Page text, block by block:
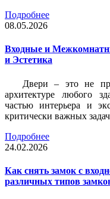
Подробнее
08.05.2026
Входные и
и Эстетика
Двери – это не
архитектуре любого
частью интерьера и
критически важных задач
Подробнее
24.02.2026
Как снять замок с
различных типов